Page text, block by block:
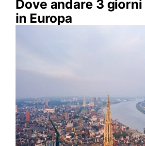
Dove andare 3 giorni
in Europa